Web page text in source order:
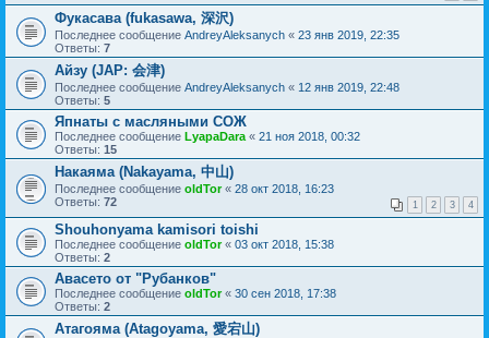
Фукасава (fukasawa, 深沢)
Последнее сообщение AndreyAleksanych « 23 янв 2019, 22:35
Ответы: 7
Айзу (JAP: 会津)
Последнее сообщение AndreyAleksanych « 12 янв 2019, 22:48
Ответы: 5
Япнаты с масляными СОЖ
Последнее сообщение LyapaDara « 21 ноя 2018, 00:32
Ответы: 15
Накаяма (Nakayama, 中山)
Последнее сообщение oldTor« 28 окт 2018, 16:23
Ответы: 72 1 2 3 4
Shouhonyama kamisori toishi
Последнее сообщение oldTor« 03 окт 2018, 15:38
Ответы: 2
Авасето от "Рубанков"
Последнее сообщение oldTor« 30 сен 2018, 17:38
Ответы: 2
Атагояма (Atagoyama, 愛宕山)